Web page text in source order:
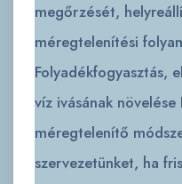
megőrzését,
méregtelenítési
Folyadékfogyasztás,
víz ivásának
méregtelenítő
szervezetünket, ha